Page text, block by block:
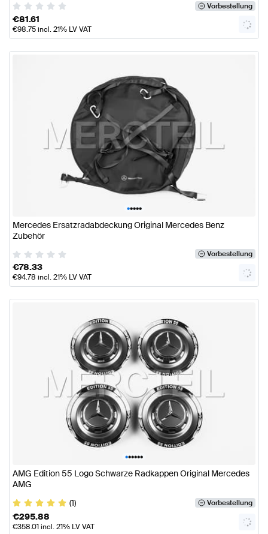
Vorbestellung
€81.61
€98.75incl. 21% LV VAT
•••••
Mercedes Ersatzradabdeckung Original Mercedes Benz
Zubehör
Vorbestellung
€78.33
€94.78 incl. 21% LV VAT
••••••
AMG Edition 55 Logo Schwarze Radkappen Original Mercedes
AMG
(1)
Vorbestellung
€295.88
€358.01incl. 21% LV VAT